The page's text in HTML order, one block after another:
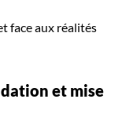
face aux réalités
et mise